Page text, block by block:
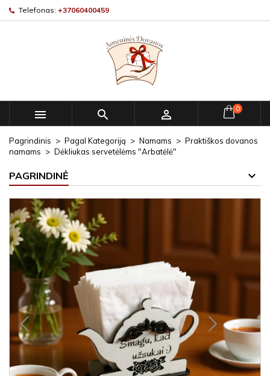
Telefonas: +37060400459
   0
Pagrindinis Pagal Kategoriją Namams
Praktiškos dovanos
namams
Dėkliukas servetėlėms "Arbatėlė"
PAGRINDINĖ